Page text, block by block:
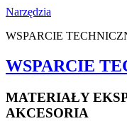
Narzędzia
WSPARCIE
WSPARCIE
MATERIAŁY
AKCESORIA